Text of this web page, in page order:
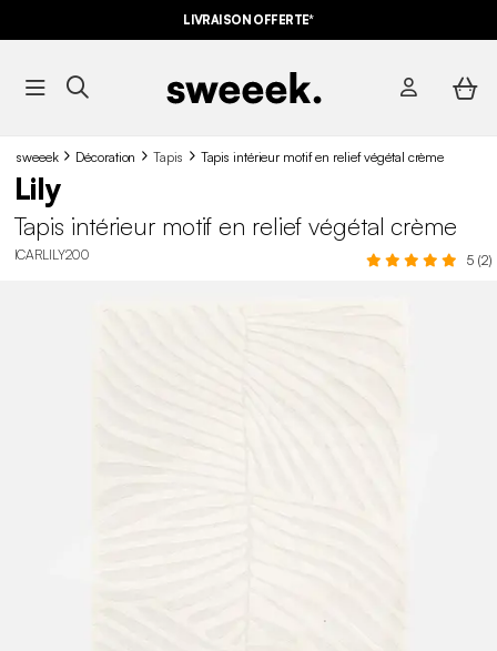
LIVRAISON OFFERTE*
sweeek Décoration Tapis Tapis intérieur motif en relief végétal crème
Lily
Tapis intérieur motif en relief végétal crème
ICARLILY200 5 (2)